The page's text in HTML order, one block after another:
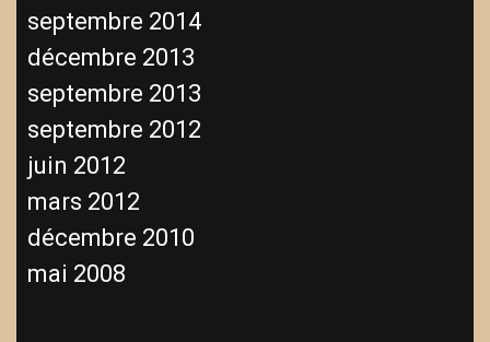
septembre 2014
décembre 2013
septembre 2013
septembre 2012
juin 2012
mars 2012
décembre 2010
mai 2008